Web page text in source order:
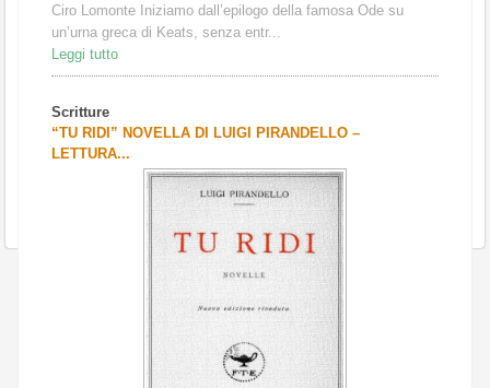
Ciro Lomonte Iniziamo dall’epilogo della famosa Ode su
un’urna greca di Keats, senza entr...
Leggi tutto
Scritture
“TU RIDI” NOVELLA DI LUIGI PIRANDELLO –
LETTURA...